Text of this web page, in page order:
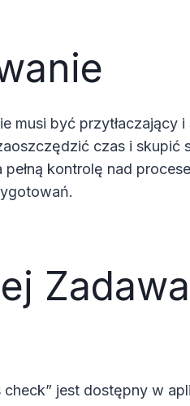
musi być przytłaczający
czas i skupić
kontrolę nad
check” jest dostępny w